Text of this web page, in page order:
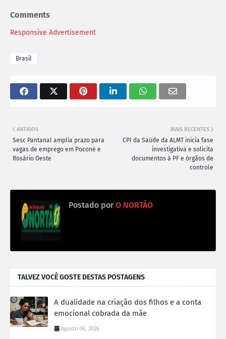
Comments
Responsive Advertisement
Brasil
MAIS RECENTES
CPI da Saúde da ALMT inicia fase
investigativa e solicita
documentos à PF e órgãos de
controle
ANTIGOS
Sesc Pantanal amplia prazo para
vagas de emprego em Poconé e
Rosário Oeste
Postado por O NORTÃO
TALVEZ VOCÊ GOSTE DESTAS POSTAGENS
A dualidade na criação dos filhos e a conta
emocional cobrada da mãe
Agosto 06, 2026